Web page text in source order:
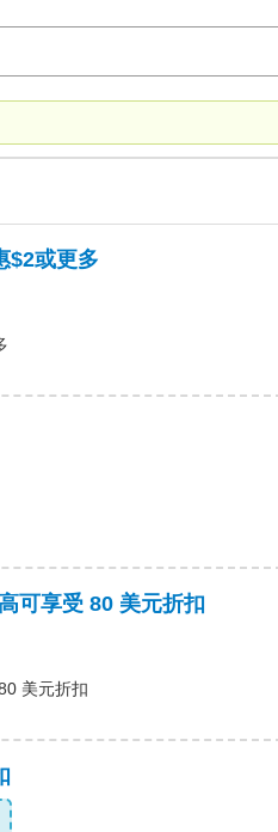
$2或更多
可享受 80 美元折扣
美元折扣